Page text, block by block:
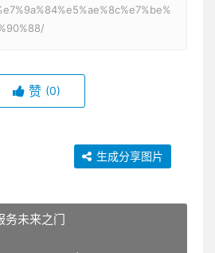
赞 (0)
生成分享图片
务未来之门